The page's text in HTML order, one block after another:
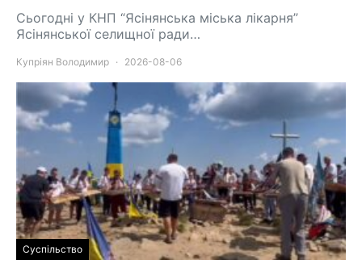
Сьогодні у КНП “Ясінянська міська лікарня”
Ясінянської селищної ради…
Купріян Володимир 2026-08-06
Суспільство